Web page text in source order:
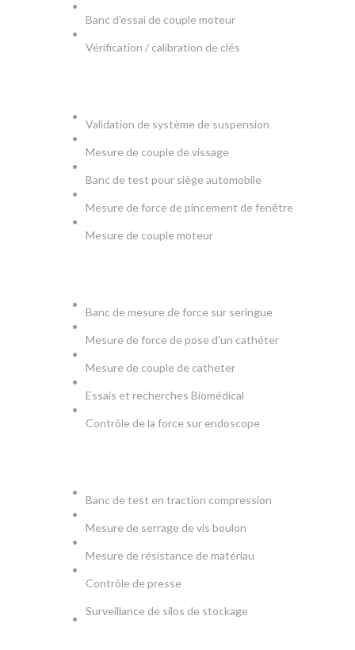
Banc d'essai de couple moteur
Vérification / calibration de clés
Validation de système de suspension
Mesure de couple de vissage
Banc de test pour siège automobile
Mesure de force de pincement de fenêtre
Mesure de couple moteur
Banc de mesure de force sur seringue
Mesure de force de pose d'un cathéter
Mesure de couple de catheter
Essais et recherches Biomédical
Contrôle de la force sur endoscope
Banc de test en traction compression
Mesure de serrage de vis boulon
Mesure de résistance de matériau
Contrôle de presse
Surveillance de silos de stockage